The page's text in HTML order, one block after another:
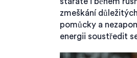
zmeškání
pomůcky a
energii soustředit